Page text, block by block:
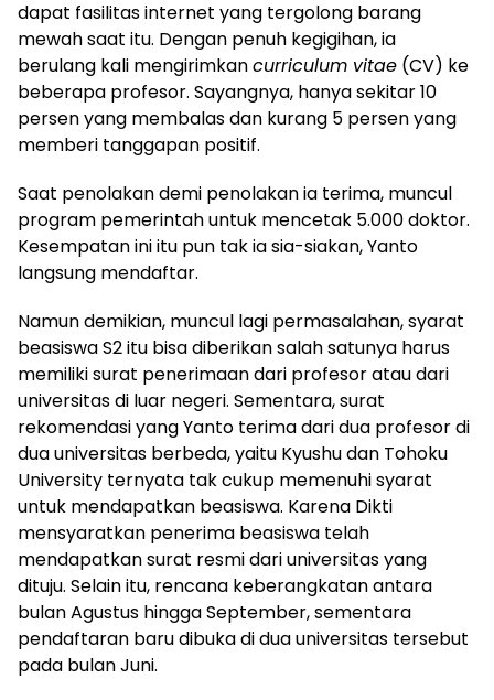
dapat fasilitas internet yang tergolong barang
mewah saat itu. Dengan penuh kegigihan, ia
berulang kali mengirimkancurriculum vitae (CV) ke
beberapa profesor. Sayangnya, hanya sekitar 10
persen yang membalas dan kurang 5 persen yang
memberi tanggapan positif.
Saat penolakan demi penolakan ia terima, muncul
program pemerintah untuk mencetak 5.000 doktor.
Kesempatan ini itu pun tak ia sia-siakan, Yanto
langsung mendaftar.
Namun demikian, muncul lagi permasalahan, syarat
beasiswa S2 itu bisa diberikan salah satunya harus
memiliki surat penerimaan dari profesor atau dari
universitas di luar negeri. Sementara, surat
rekomendasi yang Yanto terima dari dua profesor di
dua universitas berbeda, yaitu Kyushu dan Tohoku
University ternyata tak cukup memenuhi syarat
untuk mendapatkan beasiswa. Karena Dikti
mensyaratkan penerima beasiswa telah
mendapatkan surat resmi dari universitas yang
dituju. Selain itu, rencana keberangkatan antara
bulan Agustus hingga September, sementara
pendaftaran baru dibuka di dua universitas tersebut
pada bulan Juni.